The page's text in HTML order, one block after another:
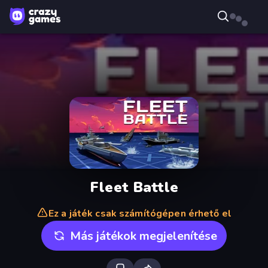
Fleet Battle
Ez a játék csak számítógépen érhető el
Más játékok megjelenítése